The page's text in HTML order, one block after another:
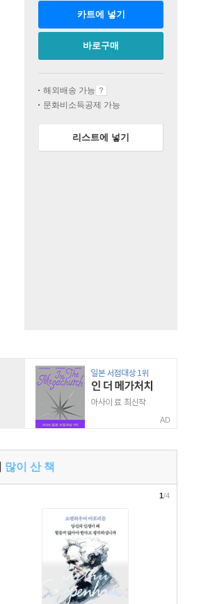
카트에 넣기
바로구매
해외배송 가능
문화비소득공제 가능
리스트에 넣기
AD
많이 산 책
1/4